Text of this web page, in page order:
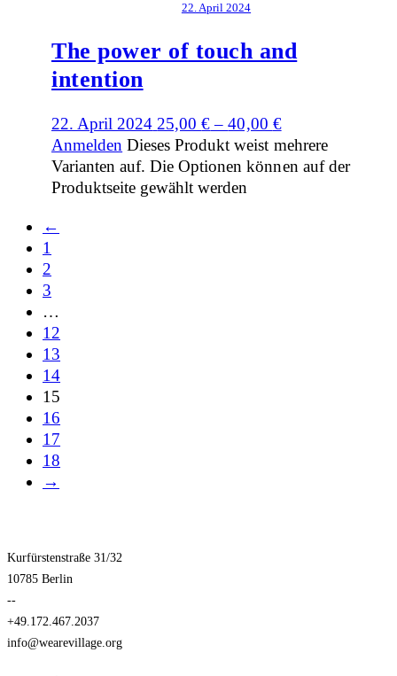
22. April 2024
The power of touch and
intention
22. April 2024 25,00€–40,00 €
Anmelden Dieses Produkt weist mehrere
Varianten auf. Die Optionen können auf der
Produktseite gewählt werden
←
1
2
3
…
12
13
14
15
16
17
18
→
Kurfürstenstraße 31/32
10785 Berlin
--
+49.172.467.2037
info@wearevillage.org